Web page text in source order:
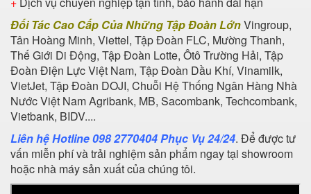
Đối Tác Cao Cấp Của Những Tập Đoàn LớnVingroup,
Tân Hoàng Minh, Viettel, Tập Đoàn FLC, Mường Thanh,
Thế Giới Di Động, Tập Đoàn Lotte, Ôtô Trường Hải, Tập
Đoàn Điện Lực Việt Nam, Tập Đoàn Dầu Khí, Vinamilk,
VietJet, Tập Đoàn DOJI, Chuỗi Hệ Thống Ngân Hàng Nhà
Nước Việt Nam Agribank, MB, Sacombank, Techcombank,
Vietbank, BIDV....
Liên hệ Hotline 098 2770404 Phục Vụ 24/24. Để được tư
vấn miễn phí và trải nghiệm sản phẩm ngay tại showroom
hoặc nhà máy sản xuất của chúng tôi.